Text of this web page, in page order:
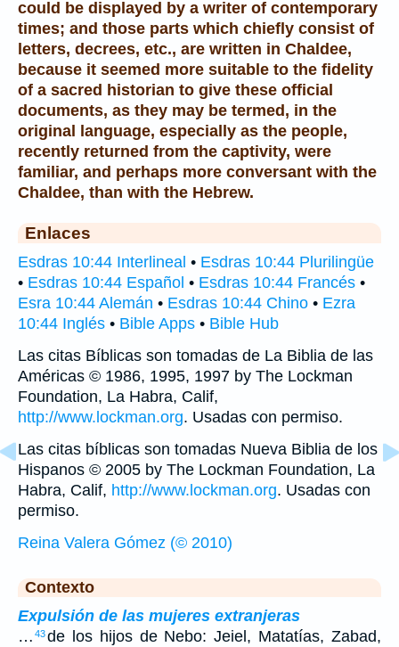
could be displayed by a writer of contemporary
times; and those parts which chiefly consist of
letters, decrees, etc., are written in Chaldee,
because it seemed more suitable to the fidelity
of a sacred historian to give these official
documents, as they may be termed, in the
original language, especially as the people,
recently returned from the captivity, were
familiar, and perhaps more conversant with the
Chaldee, than with the Hebrew.
Enlaces
Esdras 10:44 Interlineal • Esdras 10:44 Plurilingüe
• Esdras 10:44 Español • Esdras 10:44 Francés •
Esra 10:44 Alemán • Esdras 10:44 Chino • Ezra
10:44 Inglés • Bible Apps • Bible Hub
Las citas Bíblicas son tomadas de La Biblia de las
Américas © 1986, 1995, 1997 by The Lockman
Foundation, La Habra, Calif,
http://www.lockman.org. Usadas con permiso.
Las citas bíblicas son tomadas Nueva Biblia de los
Hispanos © 2005 by The Lockman Foundation, La
Habra, Calif, http://www.lockman.org. Usadas con
permiso.
Reina Valera Gómez (© 2010)
Contexto
Expulsión de las mujeres extranjeras
… 43de los hijos de Nebo: Jeiel, Matatías, Zabad,